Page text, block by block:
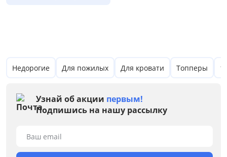
до
Недорогие Для пожилых Для кровати Топперы
Узнай об акции первым!
Подпишись на нашу рассылку
Ваш email